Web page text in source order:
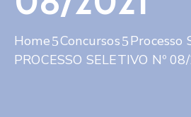
Home Concursos
Processo
PROCESSO SELETIVO Nº